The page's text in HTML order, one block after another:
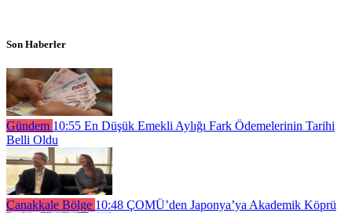
Son Haberler
Gündem 10:55 En Düşük Emekli Aylığı Fark Ödemelerinin Tarihi
Belli Oldu
Çanakkale Bölge 10:48 ÇOMÜ’den Japonya’ya Akademik Köprü